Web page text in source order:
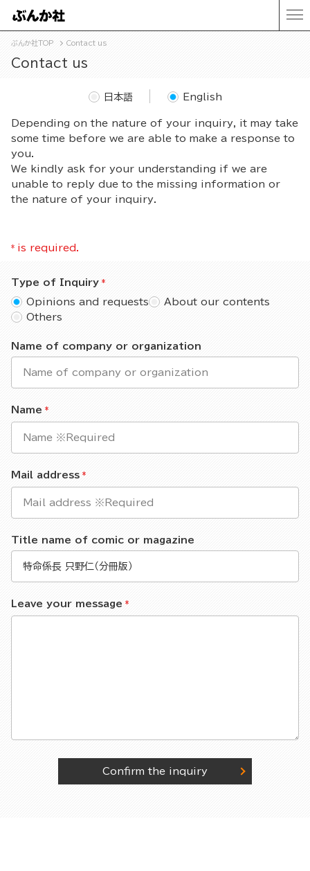
ぶんか社TOP Contact us
Contact us
Depending on the nature of your inquiry, it may take
some time before we are able to make a response to
you.
We kindly ask for your understanding if we are
unable to reply due to the missing information or
the nature of your inquiry.
日本語 English
* is required.
Type of Inquiry
Opinions and requests
About our contents
Others
Name of company or organization
Name
Mail address
Title name of comic or magazine
Leave your message
Confirm the inquiry